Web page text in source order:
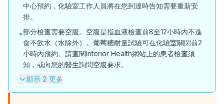
中心預約，化驗室工作人員將在您到達時告知需要重新安
排。
•部分檢查需要空腹。空腹是指血液檢查前8至12小時內不進
食不飲水（水除外）。葡萄糖耐量試驗可在化驗室關閉前2
小時內預約。請查閱Interior Health網站上的患者檢查須
知，或向您的醫生詢問空腹要求。
顯示 2 更多